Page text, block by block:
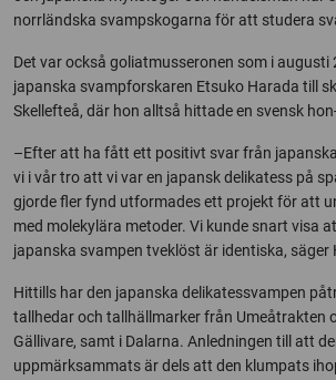
norrländska svampskogarna för att studera
Det var också goliatmusseronen som i augusti
japanska svampforskaren Etsuko Harada till
Skellefteå, där hon alltså hittade en svensk
–Efter att ha fått ett positivt svar från
vi i vår tro att vi var en japansk delikatess på
gjorde fler fynd utformades ett projekt för att
med molekylära metoder. Vi kunde snart visa
japanska svampen tveklöst är identiska, säger
Hittills har den japanska delikatessvampen
tallhedar och tallhällmarker från Umeåtrakten
Gällivare, samt i Dalarna. Anledningen till att
uppmärksammats är dels att den klumpats